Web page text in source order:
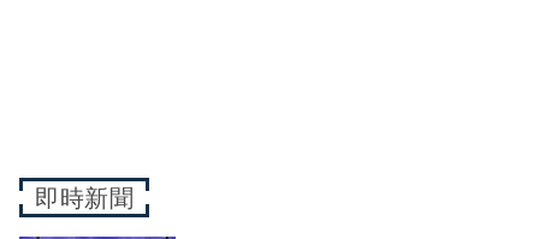
即時新聞